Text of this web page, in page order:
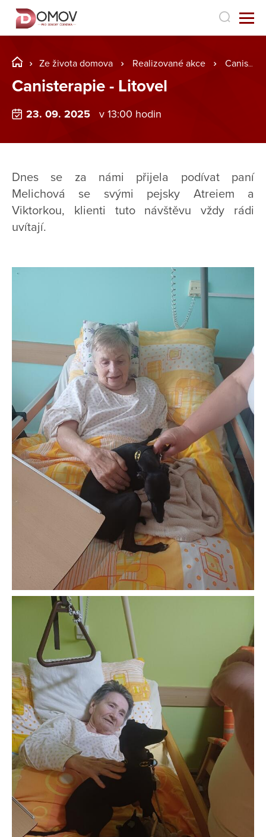
Ze života domova Realizované akce Canisterapie - Litovel
Canisterapie - Litovel
23. 09. 2025 v 13:00 hodin
Dnes se za námi přijela podívat paní
Melichová se svými pejsky Atreiem a
Viktorkou, klienti tuto návštěvu vždy rádi
uvítají.